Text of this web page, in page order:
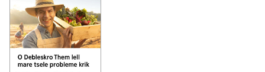
publikatione
Hi
o
Jeseskro
trad
trad
menge
mishto?